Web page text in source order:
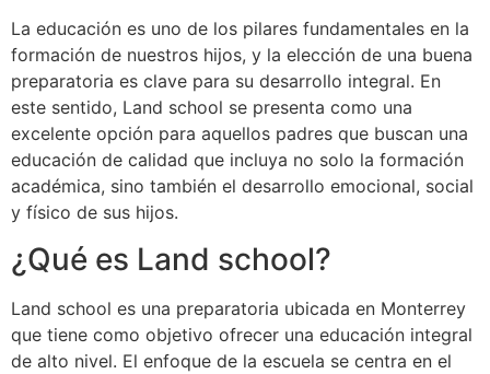
La educación es uno de los pilares fundamentales en la
formación de nuestros hijos, y la elección de una buena
preparatoria es clave para su desarrollo integral. En
este sentido, Land school se presenta como una
excelente opción para aquellos padres que buscan una
educación de calidad que incluya no solo la formación
académica, sino también el desarrollo emocional, social
y físico de sus hijos.
¿Qué es Land school?
Land school es una preparatoria ubicada en Monterrey
que tiene como objetivo ofrecer una educación integral
de alto nivel. El enfoque de la escuela se centra en el